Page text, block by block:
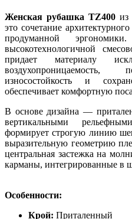
Женская рубашка TZ400 из
это сочетание
продуманной
высокотехнологичной
придает материалу
износостойкость и
обеспечивает комфортную
В основе дизайна —
вертикальными
формирует строгую линию
выразительную геометрию
центральная застежка на
карманы, интегрированные в
Особенности:
Крой: Приталенный